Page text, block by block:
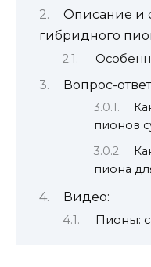
Описание и
гибридного
Вопрос-
пионов
пиона
Видео:
Пионы: